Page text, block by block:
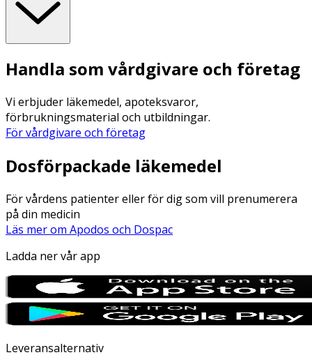
Handla som vårdgivare och företag
Vi erbjuder läkemedel, apoteksvaror,
förbrukningsmaterial och utbildningar.
För vårdgivare och företag
Dosförpackade läkemedel
För vårdens patienter eller för dig som vill prenumerera
på din medicin
Läs mer om Apodos och Dospac
Ladda ner vår app
Leveransalternativ